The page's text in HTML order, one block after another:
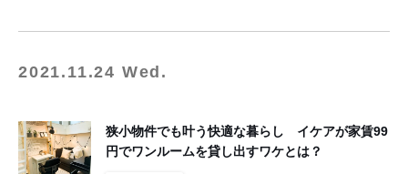
2021.11.24 Wed.
狭小物件でも叶う快適な暮らし イケアが家賃99
円でワンルームを貸し出すワケとは？